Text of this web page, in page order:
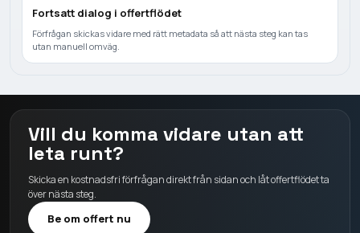
Fortsatt dialog i offertflödet
Förfrågan skickas vidare med rätt metadata så att nästa steg kan tas
utan manuell omväg.
Vill du komma vidare utan att
leta runt?
Skicka en kostnadsfri förfrågan direkt från sidan och låt offertflödet ta
över nästa steg.
Be om offert nu